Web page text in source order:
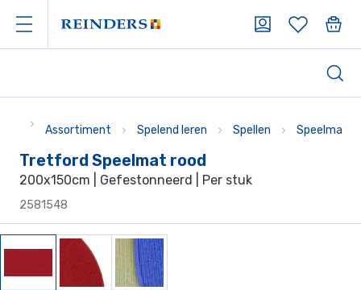
Assortiment Spelend leren Spellen
Tretford Speelmat rood
200x150cm | Gefestonneerd | Per stuk
2581548